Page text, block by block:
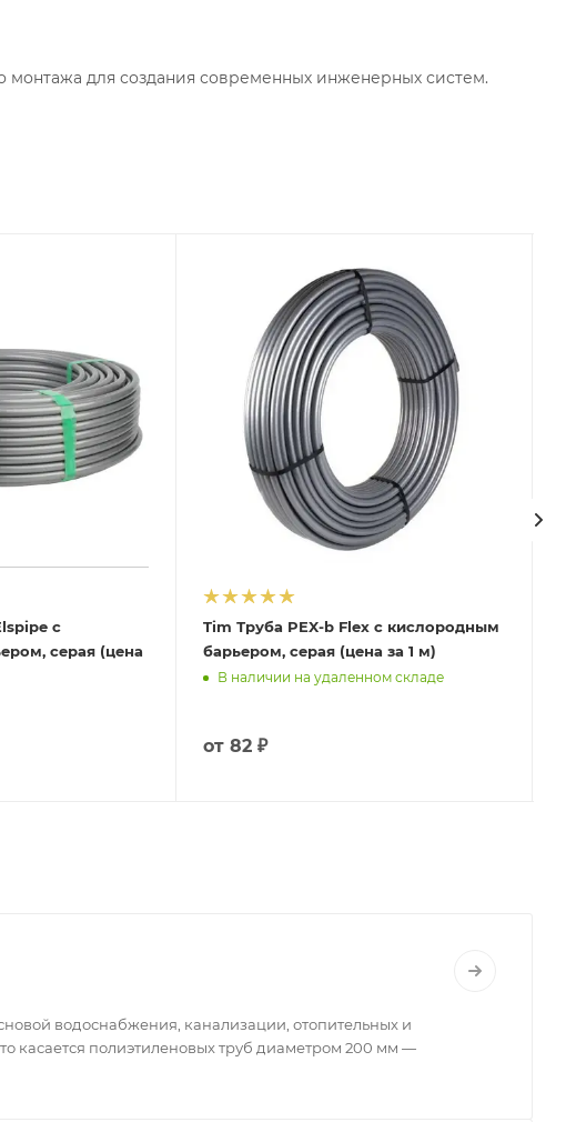
монтажа для создания современных инженерных систем.
с
серая (цена
Tim Труба PEX-b Flex с кислородным
барьером, серая (цена за 1 м)
В наличии на удаленном складе
от 82 ₽
водоснабжения, канализации, отопительных и
касается полиэтиленовых труб диаметром 200 мм —